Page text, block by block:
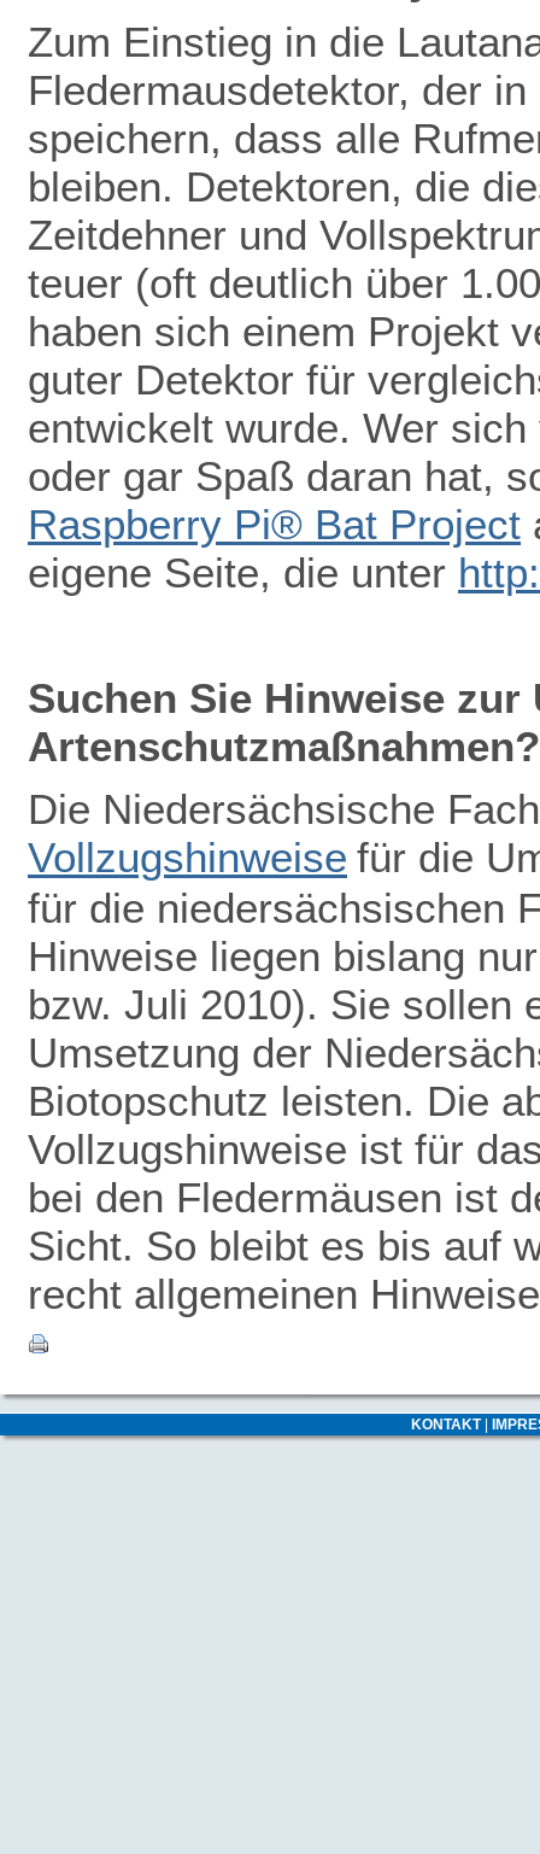
Zum Einstieg in die
Fledermausdetektor, der
speichern, dass alle
bleiben. Detektoren, die
Zeitdehner und
teuer (oft deutlich über
haben sich einem Projekt
guter Detektor für
entwickelt wurde. Wer
oder gar Spaß daran hat,
Raspberry Pi® Bat Project
eigene Seite, die unter
Suchen Sie Hinweise zur
Artenschutzmaßnahmen?
Die Niedersächsische
Vollzugshinweise für die
für die niedersächsischen
Hinweise liegen bislang
bzw. Juli 2010). Sie sollen
Umsetzung der
Biotopschutz leisten. Die
Vollzugshinweise ist für
bei den Fledermäusen ist
Sicht. So bleibt es bis auf
recht allgemeinen
KONTAKT|